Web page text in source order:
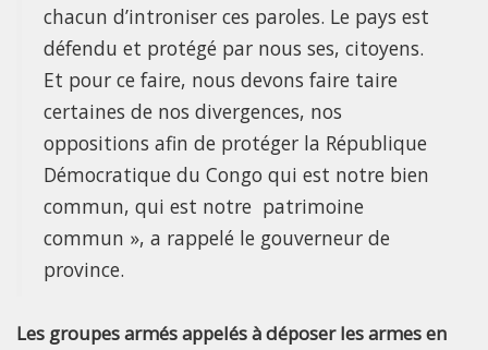
chacun d’introniser ces paroles. Le pays est
défendu et protégé par nous ses, citoyens.
Et pour ce faire, nous devons faire taire
certaines de nos divergences, nos
oppositions afin de protéger la République
Démocratique du Congo qui est notre bien
commun, qui est notre patrimoine
commun », a rappelé le gouverneur de
province.
Les groupes armés appelés à déposer les armes en